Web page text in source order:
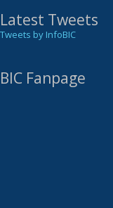
Latest Tweets
Tweets by InfoBIC
BIC Fanpage